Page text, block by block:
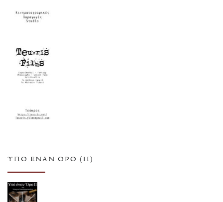
ΥΠΌ ΈΝΑΝ ΌΡΟ (ΙΙ)